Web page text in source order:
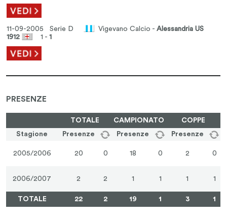
11-09-2005 Serie D Vigevano Calcio -Alessandria US
1912
1 -1
PRESENZE
TOTALE CAMPIONATO
COPPE
Stagione
Presenze Presenze Presenze
2005/2006 20 0 18 0 2 0
2006/2007 2 2 1 1 1 1
TOTALE 22 2 19 1 3 1